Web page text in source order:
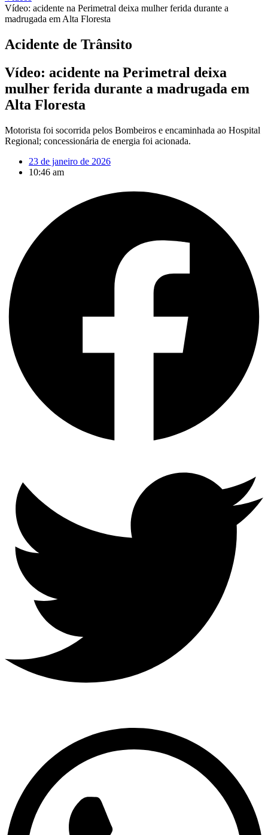
Vídeo: acidente na Perimetral deixa mulher ferida durante a
madrugada em Alta Floresta
Acidente de Trânsito
Vídeo: acidente na Perimetral deixa
mulher ferida durante a madrugada em
Alta Floresta
Motorista foi socorrida pelos Bombeiros e encaminhada ao Hospital
Regional; concessionária de energia foi acionada.
23 de janeiro de 2026
10:46 am